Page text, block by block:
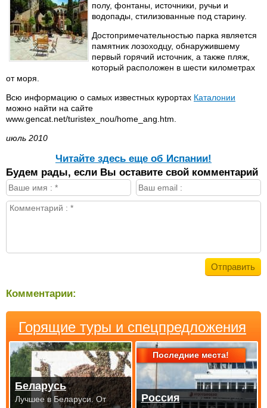
полу, фонтаны, источники, ручьи и
водопады, стилизованные под старину.
Достопримечательностью парка является
памятник лозоходцу, обнаружившему
первый горячий источник, а также пляж,
который расположен в шести километрах
от моря.
Всю информацию о самых известных курортах Каталонии
можно найти на сайте
www.gencat.net/turistex_nou/home_ang.htm.
июль 2010
Читайте здесь еще об Испании!
Будем рады, если Вы оставите свой комментарий
Комментарии:
Горящие туры и спецпредложения
Беларусь
Лучшее в Беларуси. От
Последние места!
Россия